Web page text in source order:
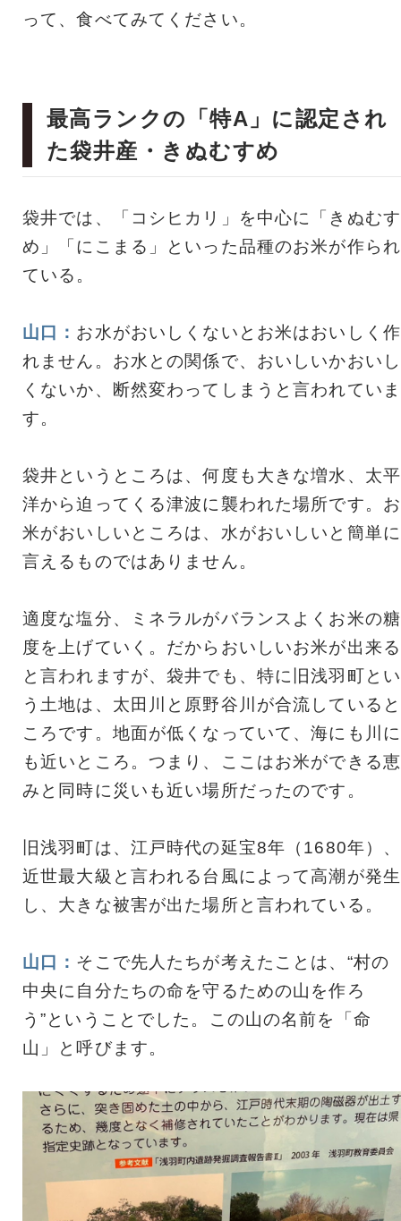
って、食べてみてください。
最高ランクの「特A」に認定され
た袋井産・きぬむすめ
袋井では、「コシヒカリ」を中心に「きぬむす
め」「にこまる」といった品種のお米が作られ
ている。
山口： お水がおいしくないとお米はおいしく作
れません。お水との関係で、おいしいかおいし
くないか、断然変わってしまうと言われていま
す。
袋井というところは、何度も大きな増水、太平
洋から迫ってくる津波に襲われた場所です。お
米がおいしいところは、水がおいしいと簡単に
言えるものではありません。
適度な塩分、ミネラルがバランスよくお米の糖
度を上げていく。だからおいしいお米が出来る
と言われますが、袋井でも、特に旧浅羽町とい
う土地は、太田川と原野谷川が合流していると
ころです。地面が低くなっていて、海にも川に
も近いところ。つまり、ここはお米ができる恵
みと同時に災いも近い場所だったのです。
旧浅羽町は、江戸時代の延宝8年（1680年）、
近世最大級と言われる台風によって高潮が発生
し、大きな被害が出た場所と言われている。
山口： そこで先人たちが考えたことは、“村の
中央に自分たちの命を守るための山を作ろ
う”ということでした。この山の名前を「命
山」と呼びます。